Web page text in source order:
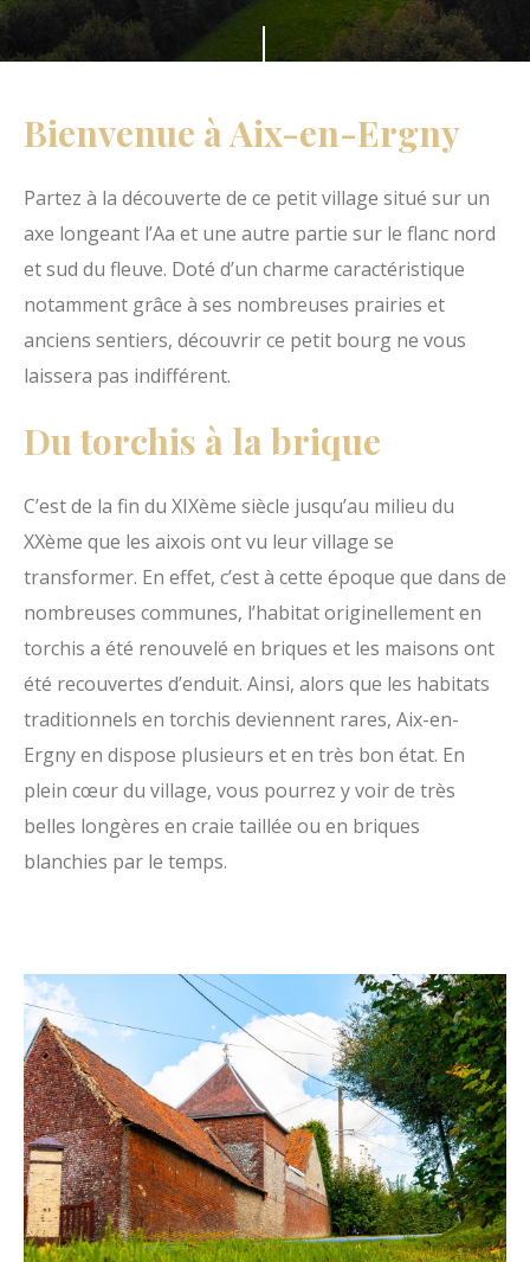
m
d
H
a
u
t
P
a
'
O
p
a
l
e
t
d
e
Bienvenue à Aix-en-Ergny
Partez à la découverte de ce petit village situé sur un
axe longeant l’Aa et une autre partie sur le flanc nord
et sud du fleuve. Doté d’un charme caractéristique
notamment grâce à ses nombreuses prairies et
anciens sentiers, découvrir ce petit bourg ne vous
laissera pas indifférent.
Du torchis à la brique
C’est de la fin du XIXème siècle jusqu’au milieu du
XXème que les aixois ont vu leur village se
transformer. En effet, c’est à cette époque que dans de
nombreuses communes, l’habitat originellement en
torchis a été renouvelé en briques et les maisons ont
été recouvertes d’enduit. Ainsi, alors que les habitats
traditionnels en torchis deviennent rares, Aix-en-
Ergny en dispose plusieurs et en très bon état. En
plein cœur du village, vous pourrez y voir de très
belles longères en craie taillée ou en briques
blanchies par le temps.